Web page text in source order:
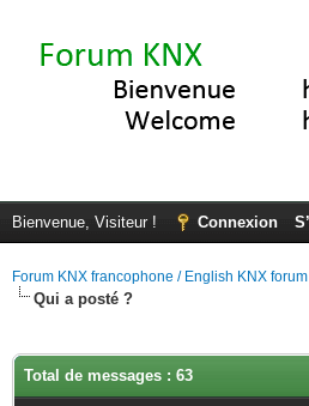
Bienvenue, Visiteur ! Connexion
Forum KNX francophone / English KNX forum
Qui a posté ?
Total de messages : 63